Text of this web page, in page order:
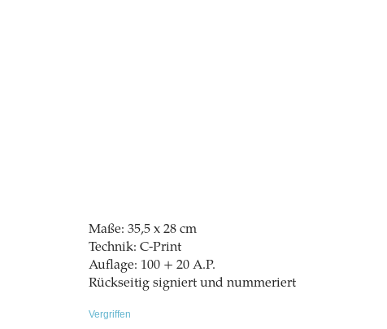
Maße: 35,5 x 28 cm
Technik: C-Print
Auflage: 100 + 20 A.P.
Rückseitig signiert und nummeriert
Vergriffen